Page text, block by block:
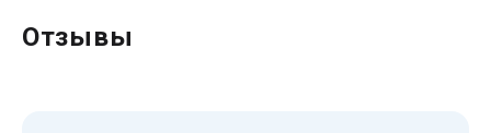
Отзывы